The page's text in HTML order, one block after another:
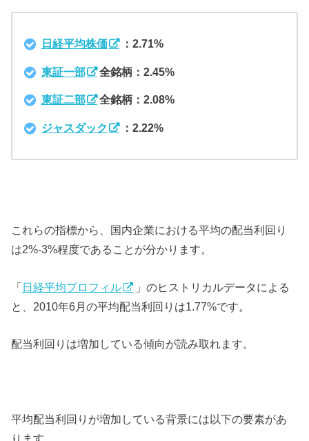
日経平均株価 ：2.71%
東証一部 全銘柄：2.45%
東証二部 全銘柄：2.08%
ジャスダック ：2.22%
これらの指標から、国内企業における平均の配当利回り
は2%-3%程度であることが分かります。
「日経平均プロフィル
」のヒストリカルデータによる
と、2010年6月の平均配当利回りは1.77%です。
配当利回りは増加している傾向が読み取れます。
平均配当利回りが増加している背景には以下の要素があ
ります。